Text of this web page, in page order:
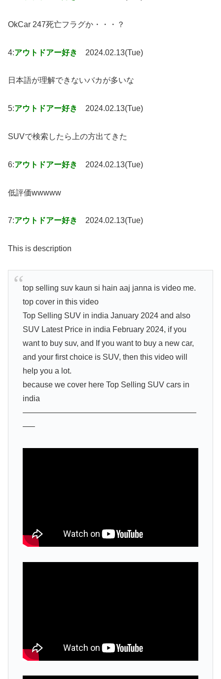
OkCar 247死亡フラグか・・・？
4:アウトドアー好き 2024.02.13(Tue)
日本語が理解できないバカが多いな
5:アウトドアー好き 2024.02.13(Tue)
SUVで検索したら上の方出てきた
6:アウトドアー好き 2024.02.13(Tue)
低評価wwwww
7:アウトドアー好き 2024.02.13(Tue)
This is description
top selling suv kaun si hain aaj janna is video me.
top cover in this video
Top Selling SUV in india January 2024 and also
SUV Latest Price in india February 2024, if you
want to buy suv, and If you want to buy a new car,
and your first choice is SUV, then this video will
help you a lot.
because we cover here Top Selling SUV cars in
india
——————————————————————
—–